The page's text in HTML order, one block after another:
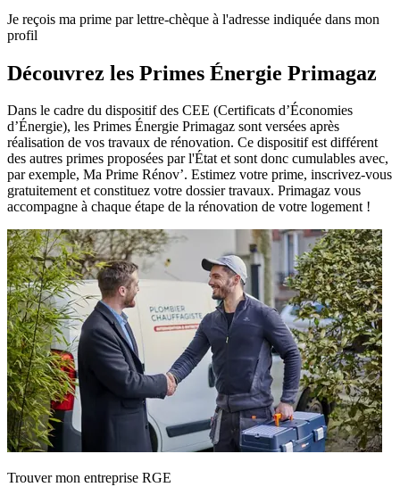
Je reçois ma prime par lettre-chèque à l'adresse indiquée dans mon
profil
Découvrez les Primes Énergie Primagaz
Dans le cadre du dispositif des CEE (Certificats d’Économies
d’Énergie), les Primes Énergie Primagaz sont versées après
réalisation de vos travaux de rénovation. Ce dispositif est différent
des autres primes proposées par l'État et sont donc cumulables avec,
par exemple, Ma Prime Rénov’. Estimez votre prime, inscrivez-vous
gratuitement et constituez votre dossier travaux. Primagaz vous
accompagne à chaque étape de la rénovation de votre logement !
Trouver mon entreprise RGE